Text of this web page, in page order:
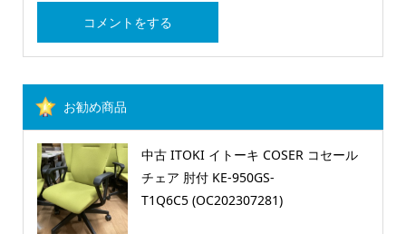
お勧め商品
中古 ITOKI イトーキ COSER コセール
チェア 肘付 KE-950GS-
T1Q6C5 (OC202307281)